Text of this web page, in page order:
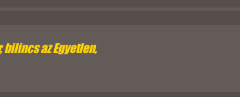
bilincs az Egyetlen,